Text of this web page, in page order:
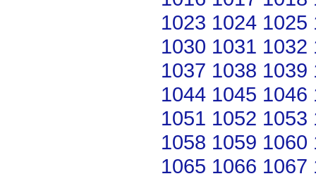
1023 1024 1025
1030 1031 1032
1037 1038 1039
1044 1045 1046
1051 1052 1053
1058 1059 1060
1065 1066 1067